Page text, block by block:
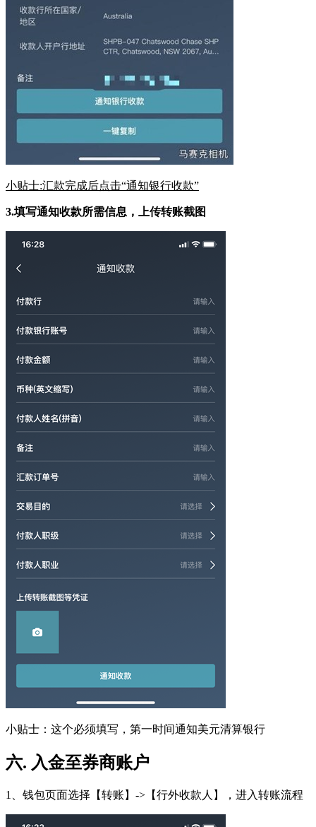
小贴士:汇款完成后点击“通知银行收款”
3.填写通知收款所需信息，上传转账截图
小贴士：这个必须填写，第一时间通知美元清算银行
六. 入金至券商账户
1、钱包页面选择【转账】->【行外收款人】，进入转账流程